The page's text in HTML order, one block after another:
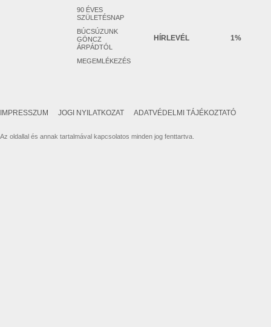
90 ÉVES
SZÜLETÉSNAP
BÚCSÚZUNK
GÖNCZ
ÁRPÁDTÓL
MEGEMLÉKEZÉS
HÍRLEVÉL 1%
IMPRESSZUM JOGI NYILATKOZAT ADATVÉDELMI TÁJÉKOZTATÓ
Az oldallal és annak tartalmával kapcsolatos minden jog fenttartva.